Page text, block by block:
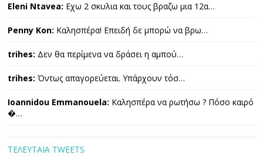
Eleni Ntavea: Εχω 2 σκυλια και τους βραζω μια 12α…
Penny Kon: Καλησπέρα! Επειδή δε μπορώ να βρω…
trihes: Δεν θα περίμενα να δράσει η αμπού…
trihes: Όντως απαγορεύεται. Υπάρχουν τόσ…
Ioannidou Emmanouela: Καλησπέρα να ρωτήσω ? Πόσο καιρό
�…
ΤΕΛΕΥΤΑΙΑ TWEETS